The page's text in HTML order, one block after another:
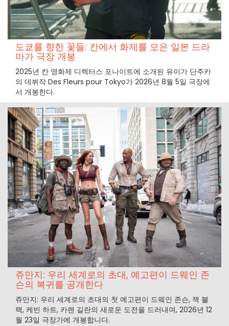
도쿄를 향한 꽃들: 칸에서 화제를 모은 일본 드라
마가 극장 개봉
2025년 칸 영화제 디렉터스 포나이트에 소개된 유이가 단주카
의 데뷔작 Des Fleurs pour Tokyo가 2026년 8월 5일 극장에
서 개봉한다.
쥬만지: 우리 세계로의 초대, 예고편이 드웨인 존
슨의 복귀를 공개한다
쥬만지: 우리 세계로의 초대의 첫 예고편이 드웨인 존슨, 잭 블
랙, 케빈 하트, 카렌 길란의 새로운 도전을 드러내며, 2026년 12
월 23일 극장가에 개봉합니다.